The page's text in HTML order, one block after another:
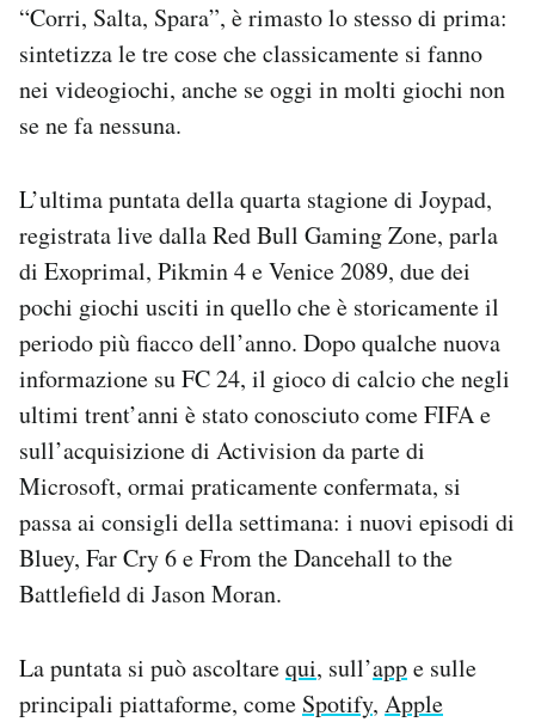
Newsletter
Notifiche mobile
Regala il Post
Hai bisogno di aiuto?
“Corri, Salta, Spara”, è rimasto lo stesso di prima:
sintetizza le tre cose che classicamente si fanno
nei videogiochi, anche se oggi in molti giochi non
se ne fa nessuna.
L’ultima puntata della quarta stagione di Joypad,
registrata live dalla Red Bull Gaming Zone, parla
di Exoprimal, Pikmin 4 e Venice 2089, due dei
pochi giochi usciti in quello che è storicamente il
periodo più fiacco dell’anno. Dopo qualche nuova
informazione su FC 24, il gioco di calcio che negli
ultimi trent’anni è stato conosciuto come FIFA e
sull’acquisizione di Activision da parte di
Microsoft, ormai praticamente confermata, si
passa ai consigli della settimana: i nuovi episodi di
Bluey, Far Cry 6 e From the Dancehall to the
Battlefield di Jason Moran.
La puntata si può ascoltarequi, sull’appe sulle
principali piattaforme, come Spotify, Apple